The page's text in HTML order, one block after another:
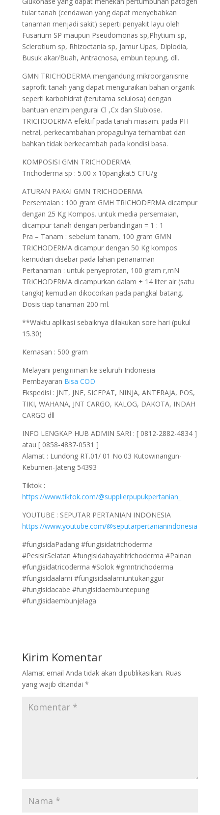
tular tanah (cendawan yang dapat menyebabkan
tanaman menjadi sakit) seperti penyakit layu oleh
Fusarium SP maupun Pseudomonas sp,Phytium sp,
Sclerotium sp, Rhizoctania sp, Jamur Upas, Diplodia,
Busuk akar/Buah, Antracnosa, embun tepung, dll.
GMN TRICHODERMA mengandung mikroorganisme
saprofit tanah yang dapat menguraikan bahan organik
seperti karbohidrat (terutama selulosa) dengan
bantuan enzim pengurai Cl ,Cx dan Slubiose.
TRICHOOERMA efektif pada tanah masam. pada PH
netral, perkecambahan propagulnya terhambat dan
bahkan tidak berkecambah pada kondisi basa.
KOMPOSISI GMN TRICHODERMA
Trichoderma sp : 5.00 x 10pangkat5 CFU/g
ATURAN PAKAI GMN TRICHODERMA
Persemaian : 100 gram GMH TRICHODERMA dicampur
dengan 25 Kg Kompos. untuk media persemaian,
dicampur tanah dengan perbandingan = 1 : 1
Pra – Tanam : sebelum tanam, 100 gram GMN
TRICHODERMA dicampur dengan 50 Kg kompos
kemudian disebar pada lahan penanaman
Pertanaman : untuk penyeprotan, 100 gram r,mN
TRICHODERMA dicampurkan dalam ± 14 liter air (satu
tangki) kemudian dikocorkan pada pangkal batang.
Dosis tiap tanaman 200 ml.
**Waktu aplikasi sebaiknya dilakukan sore hari (pukul
15.30)
Kemasan : 500 gram
Melayani pengiriman ke seluruh Indonesia
Pembayaran Bisa COD
Ekspedisi : JNT, JNE, SICEPAT, NINJA, ANTERAJA, POS,
TIKI, WAHANA, JNT CARGO, KALOG, DAKOTA, INDAH
CARGO dll
INFO LENGKAP HUB ADMIN SARI : [ 0812-2882-4834 ]
atau [ 0858-4837-0531 ]
Alamat : Lundong RT.01/ 01 No.03 Kutowinangun-
Kebumen-Jateng 54393
Tiktok :
https://www.tiktok.com/@supplierpupukpertanian_
YOUTUBE : SEPUTAR PERTANIAN INDONESIA
https://www.youtube.com/@seputarpertanianindonesia
#fungisidaPadang #fungisidatrichoderma
#PesisirSelatan #fungisidahayatitrichoderma #Painan
#fungisidatricoderma #Solok #gmntrichoderma
#fungisidaalami #fungisidaalamiuntukanggur
#fungisidacabe #fungisidaembuntepung
#fungisidaembunjelaga
Kirim Komentar
Alamat email Anda tidak akan dipublikasikan. Ruas
yang wajib ditandai *